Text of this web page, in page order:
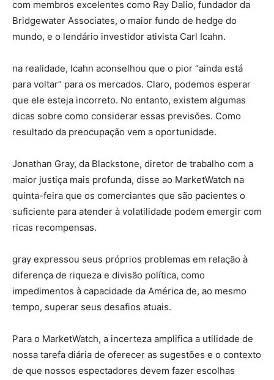
com membros excelentes como Ray Dalio, fundador da
Bridgewater Associates, o maior fundo de hedge do
mundo, e o lendário investidor ativista Carl Icahn.
na realidade, Icahn aconselhou que o pior “ainda está
para voltar” para os mercados. Claro, podemos esperar
que ele esteja incorreto. No entanto, existem algumas
dicas sobre como considerar essas previsões. Como
resultado da preocupação vem a oportunidade.
Jonathan Gray, da Blackstone, diretor de trabalho com a
maior justiça mais profunda, disse ao MarketWatch na
quinta-feira que os comerciantes que são pacientes o
suficiente para atender à volatilidade podem emergir com
ricas recompensas.
gray expressou seus próprios problemas em relação à
diferença de riqueza e divisão política, como
impedimentos à capacidade da América de, ao mesmo
tempo, superar seus desafios atuais.
Para o MarketWatch, a incerteza amplifica a utilidade de
nossa tarefa diária de oferecer as sugestões e o contexto
de que nossos espectadores devem fazer escolhas